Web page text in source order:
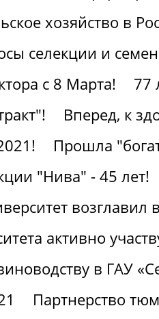
хозяйство в
селекции и
с 8 Марта!
77
Вперед, к
Прошла
"Нива" - 45 лет!
возглавил
активно
в ГАУ
Партнерство